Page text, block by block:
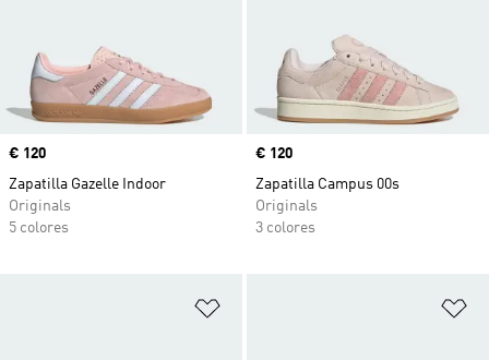
Precio
€ 120
Zapatilla Gazelle Indoor
Originals
5 colores
Precio
€ 120
Zapatilla Campus 00s
Originals
3 colores